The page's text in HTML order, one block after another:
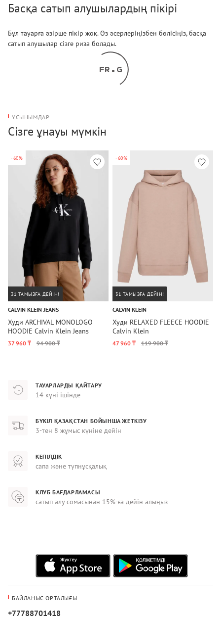
Басқа сатып алушылардың пікірі
Бұл тауарға әзірше пікір жоқ. Өз әсерлеріңізбен бөлісіңіз, басқа
сатып алушылар сізге риза болады.
ҰСЫНЫМДАР
Сізге ұнауы мүмкін
-60%
31 ТАМЫЗҒА ДЕЙІН!
CALVIN KLEIN JEANS
Худи ARCHIVAL MONOLOGO
HOODIE Calvin Klein Jeans
37 960 ₸ 94 900 ₸
-60%
31 ТАМЫЗҒА ДЕЙІН!
CALVIN KLEIN
Худи RELAXED FLEECE HOODIE
Calvin Klein
47 960 ₸ 119 900 ₸
ТАУАРЛАРДЫ ҚАЙТАРУ
14 күні ішінде
БҮКІЛ ҚАЗАҚСТАН БОЙЫНША ЖЕТКІЗУ
3-тен 8 жұмыс күніне дейін
КЕПІЛДІК
сапа және түпнұсқалық
КЛУБ БАҒДАРЛАМАСЫ
сатып алу сомасынан 15%-ға дейін алыңыз
БАЙЛАНЫС ОРТАЛЫҒЫ
+77788701418